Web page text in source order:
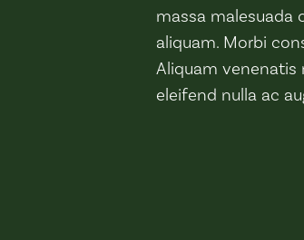
massa malesuada
aliquam. Morbi
Aliquam venenatis
eleifend nulla ac